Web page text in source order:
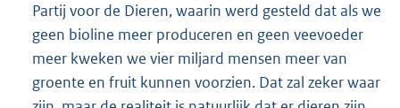
Partij voor de Dieren, waarin werd gesteld dat als we
geen bioline meer produceren en geen veevoeder
meer kweken we vier miljard mensen meer van
groente en fruit kunnen voorzien. Dat zal zeker waar